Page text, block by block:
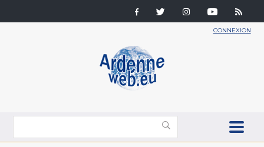
CONNEXION